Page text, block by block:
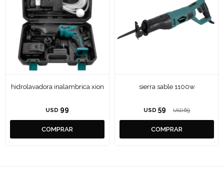
hidrolavadora inalambrica xion
USD 99
sierra sable 1100w
USD 59 USD 69